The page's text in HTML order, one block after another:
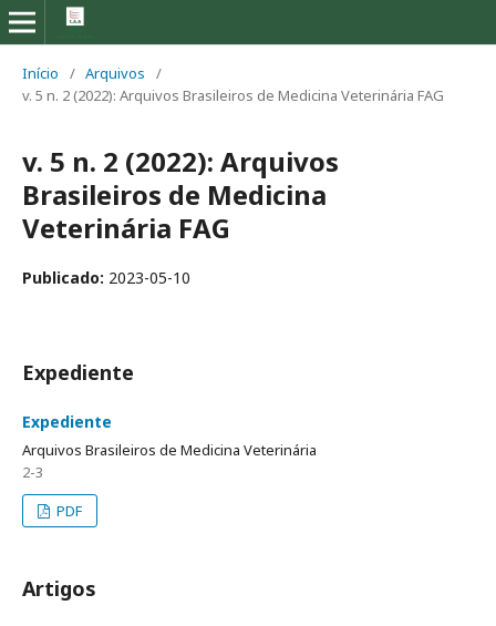
Início / Arquivos
/
v. 5 n. 2 (2022): Arquivos Brasileiros de Medicina Veterinária FAG
v. 5 n. 2 (2022): Arquivos
Brasileiros de Medicina
Veterinária FAG
Publicado: 2023-05-10
Expediente
Expediente
Arquivos Brasileiros de Medicina Veterinária
2-3
PDF
Artigos